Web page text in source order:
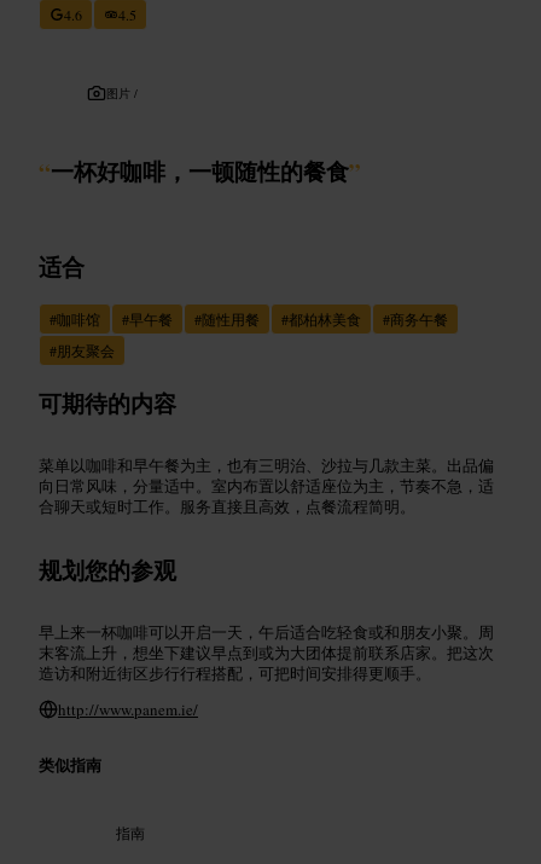
4.6
4.5
图片 /
“一杯好咖啡，一顿随性的餐食”
适合
#咖啡馆 #早午餐 #随性用餐 #都柏林美食 #商务午餐
#朋友聚会
可期待的内容
菜单以咖啡和早午餐为主，也有三明治、沙拉与几款主菜。出品偏
向日常风味，分量适中。室内布置以舒适座位为主，节奏不急，适
合聊天或短时工作。服务直接且高效，点餐流程简明。
规划您的参观
早上来一杯咖啡可以开启一天，午后适合吃轻食或和朋友小聚。周
末客流上升，想坐下建议早点到或为大团体提前联系店家。把这次
造访和附近街区步行行程搭配，可把时间安排得更顺手。
http://www.panem.ie/
类似指南
指南